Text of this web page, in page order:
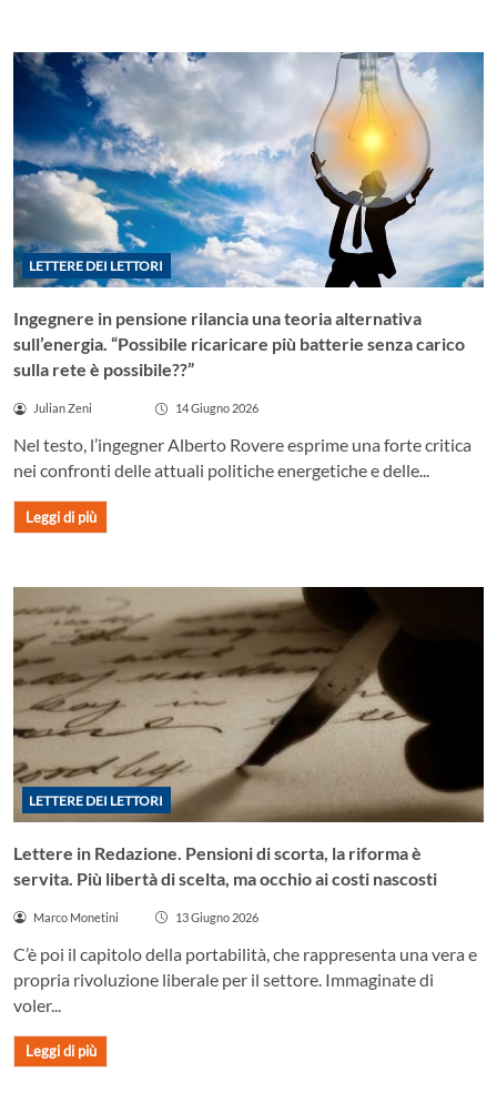
LETTERE DEI LETTORI
Ingegnere in pensione rilancia una teoria alternativa
sull’energia. “Possibile ricaricare più batterie senza carico
sulla rete è possibile??”
Julian Zeni 14 Giugno 2026
Nel testo, l’ingegner Alberto Rovere esprime una forte critica
nei confronti delle attuali politiche energetiche e delle...
Leggi di più
LETTERE DEI LETTORI
Lettere in Redazione. Pensioni di scorta, la riforma è
servita. Più libertà di scelta, ma occhio ai costi nascosti
Marco Monetini 13 Giugno 2026
C’è poi il capitolo della portabilità, che rappresenta una vera e
propria rivoluzione liberale per il settore. Immaginate di
voler...
Leggi di più